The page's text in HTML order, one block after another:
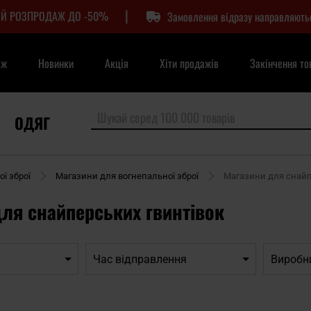
РОЗПРОДАЖ ДО -50% | Замовлення відразу
Новинки Акція Хіти продажів Закінчення
ОДЯГ
зброї Магазини для вогнепальної зброї Магазини для
снайперських гвинтівок
Час відправлення